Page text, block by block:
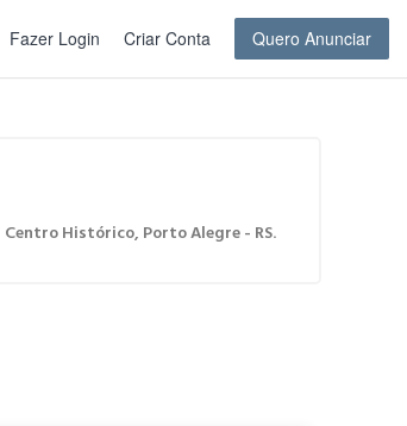
Fazer Login Criar Conta Quero Anunciar
Centro Histórico, Porto Alegre - RS.